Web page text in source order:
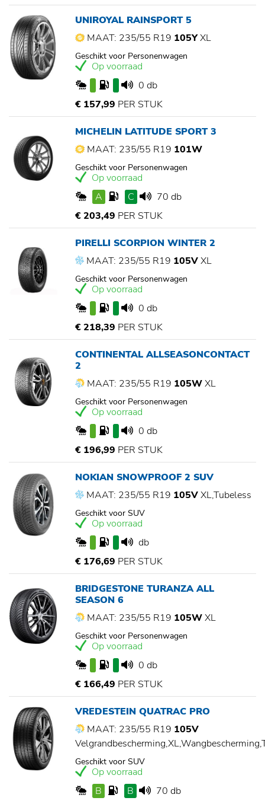
UNIROYAL RAINSPORT 5
MAAT: 235/55 R19 105YXL
Geschikt voor Personenwagen
Op voorraad
0 db
€ 157,99 PER STUK
MICHELIN LATITUDE SPORT 3
MAAT: 235/55 R19 101W
Geschikt voor Personenwagen
Op voorraad
A
C
70 db
€ 203,49 PER STUK
PIRELLI SCORPION WINTER 2
MAAT: 235/55 R19 105VXL
Geschikt voor Personenwagen
Op voorraad
0 db
€ 218,39 PER STUK
CONTINENTAL ALLSEASONCONTACT
2
MAAT: 235/55 R19 105WXL
Geschikt voor Personenwagen
Op voorraad
0 db
€ 196,99 PER STUK
NOKIAN SNOWPROOF 2 SUV
MAAT: 235/55 R19 105VXL,Tubeless
Geschikt voor SUV
Op voorraad
db
€ 176,69 PER STUK
BRIDGESTONE TURANZA ALL
SEASON 6
MAAT: 235/55 R19 105WXL
Geschikt voor Personenwagen
Op voorraad
0 db
€ 166,49 PER STUK
VREDESTEIN QUATRAC PRO
MAAT: 235/55 R19 105V
Geschikt voor SUV
Op voorraad
B
B
70 db